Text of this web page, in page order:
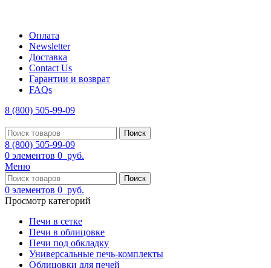
Оплата
Newsletter
Доставка
Contact Us
Гарантии и возврат
FAQs
8 (800) 505-99-09
Поиск
8 (800) 505-99-09
0 элементов 0 руб.
Меню
Поиск
0 элементов 0 руб.
Просмотр категорий
Печи в сетке
Печи в облицовке
Печи под обкладку
Универсальные печь-комплекты
Облицовки для печей